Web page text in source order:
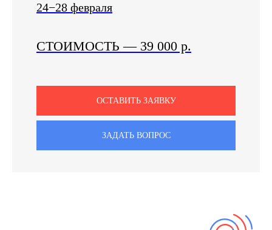
24−28 февраля
СТОИМОСТЬ — 39 000 р.
ОСТАВИТЬ ЗАЯВКУ
ЗАДАТЬ ВОПРОС